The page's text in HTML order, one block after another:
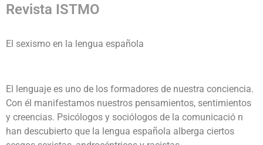
Revista ISTMO
El sexismo en la lengua española
El lenguaje es uno de los formadores de nuestra conciencia.
Con él manifestamos nuestros pensamientos, sentimientos
y creencias. Psicólogos y sociólogos de la comunicació n
han descubierto que la lengua española alberga ciertos